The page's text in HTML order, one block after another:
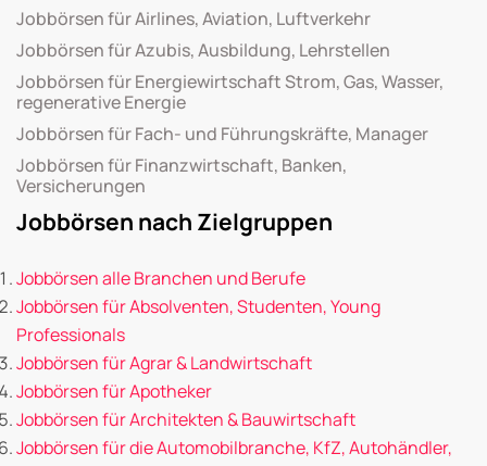
Jobbörsen für Airlines, Aviation, Luftverkehr
Jobbörsen für Azubis, Ausbildung, Lehrstellen
Jobbörsen für Energiewirtschaft Strom, Gas, Wasser,
regenerative Energie
Jobbörsen für Fach- und Führungskräfte, Manager
Jobbörsen für Finanzwirtschaft, Banken,
Versicherungen
Jobbörsen nach Zielgruppen
Jobbörsen alle Branchen und Berufe
Jobbörsen für Absolventen, Studenten, Young
Professionals
Jobbörsen für Agrar & Landwirtschaft
Jobbörsen für Apotheker
Jobbörsen für Architekten & Bauwirtschaft
Jobbörsen für die Automobilbranche, KfZ, Autohändler,